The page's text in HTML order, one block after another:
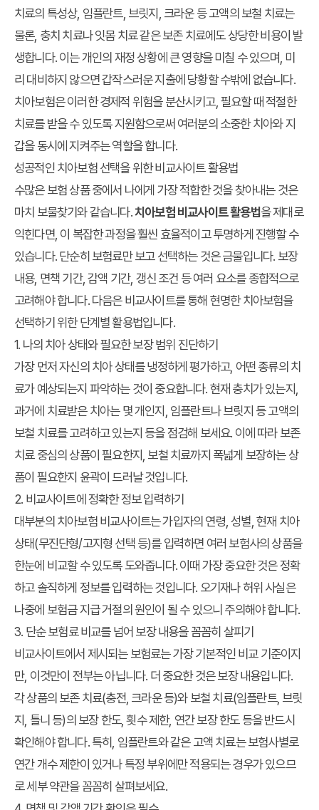
치료의 특성상, 임플란트, 브릿지, 크라운 등 고액의 보철 치료는
물론, 충치 치료나 잇몸 치료 같은 보존 치료에도 상당한 비용이 발
생합니다. 이는 개인의 재정 상황에 큰 영향을 미칠 수 있으며, 미
리 대비하지 않으면 갑작스러운 지출에 당황할 수밖에 없습니다.
치아보험은 이러한 경제적 위험을 분산시키고, 필요할 때 적절한
치료를 받을 수 있도록 지원함으로써 여러분의 소중한 치아와 지
갑을 동시에 지켜주는 역할을 합니다.
성공적인 치아보험 선택을 위한 비교사이트 활용법
수많은 보험 상품 중에서 나에게 가장 적합한 것을 찾아내는 것은
마치 보물찾기와 같습니다.치아보험 비교사이트 활용법을 제대로
익힌다면, 이 복잡한 과정을 훨씬 효율적이고 투명하게 진행할 수
있습니다. 단순히 보험료만 보고 선택하는 것은 금물입니다. 보장
내용, 면책 기간, 감액 기간, 갱신 조건 등 여러 요소를 종합적으로
고려해야 합니다. 다음은 비교사이트를 통해 현명한 치아보험을
선택하기 위한 단계별 활용법입니다.
1. 나의 치아 상태와 필요한 보장 범위 진단하기
가장 먼저 자신의 치아 상태를 냉정하게 평가하고, 어떤 종류의 치
료가 예상되는지 파악하는 것이 중요합니다. 현재 충치가 있는지,
과거에 치료받은 치아는 몇 개인지, 임플란트나 브릿지 등 고액의
보철 치료를 고려하고 있는지 등을 점검해 보세요. 이에 따라 보존
치료 중심의 상품이 필요한지, 보철 치료까지 폭넓게 보장하는 상
품이 필요한지 윤곽이 드러날 것입니다.
2. 비교사이트에 정확한 정보 입력하기
대부분의 치아보험 비교사이트는 가입자의 연령, 성별, 현재 치아
상태(무진단형/고지형 선택 등)를 입력하면 여러 보험사의 상품을
한눈에 비교할 수 있도록 도와줍니다. 이때 가장 중요한 것은 정확
하고 솔직하게 정보를 입력하는 것입니다. 오기재나 허위 사실은
나중에 보험금 지급 거절의 원인이 될 수 있으니 주의해야 합니다.
3. 단순 보험료 비교를 넘어 보장 내용을 꼼꼼히 살피기
비교사이트에서 제시되는 보험료는 가장 기본적인 비교 기준이지
만, 이것만이 전부는 아닙니다. 더 중요한 것은 보장 내용입니다.
각 상품의 보존 치료(충전, 크라운 등)와 보철 치료(임플란트, 브릿
지, 틀니 등)의 보장 한도, 횟수 제한, 연간 보장 한도 등을 반드시
확인해야 합니다. 특히, 임플란트와 같은 고액 치료는 보험사별로
연간 개수 제한이 있거나 특정 부위에만 적용되는 경우가 있으므
로 세부 약관을 꼼꼼히 살펴보세요.